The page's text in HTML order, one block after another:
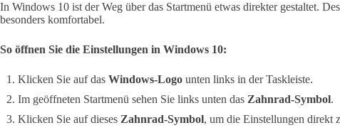
In Windows 10 ist der Weg über das Startmenü etwas direkter gestaltet.
besonders komfortabel.
So öffnen Sie die Einstellungen in Windows 10:
Klicken Sie auf das Windows-Logo unten links in der Taskleiste.
Im geöffneten Startmenü sehen Sie links unten das Zahnrad-Symbol.
Klicken Sie auf dieses Zahnrad-Symbol, um die Einstellungen direkt